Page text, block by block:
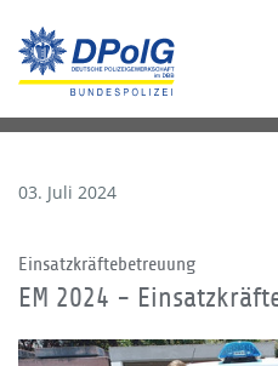
03. Juli 2024
Einsatzkräftebetreuung
EM 2024 -